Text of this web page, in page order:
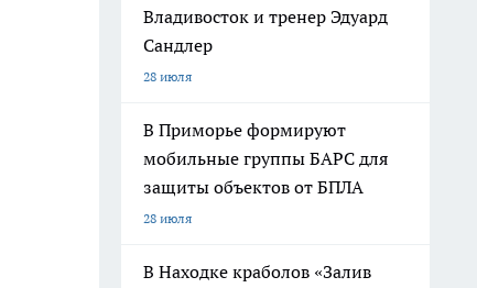
Владивосток и тренер Эдуард
Сандлер
28 июля
В Приморье формируют
мобильные группы БАРС для
защиты объектов от БПЛА
28 июля
В Находке краболов «Залив